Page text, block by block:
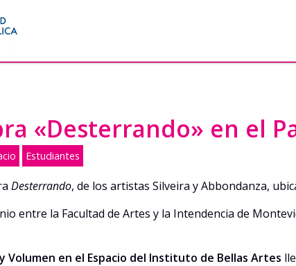
«Desterrando» en el
Estudiantes
Desterrando, de los artistas Silveira y Abbondanza,
entre la Facultad de Artes y la Intendencia de
en el Espacio del Instituto de Bellas Artes